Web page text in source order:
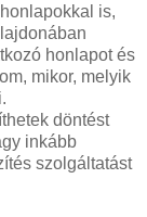
is,
honlapot és
mikor, melyik
döntést
inkább
szolgáltatást